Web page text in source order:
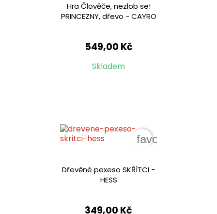
Hra Člověče, nezlob se!
PRINCEZNY, dřevo - CAYRO
549,00 Kč
Skladem
Dřevěné pexeso SKŘÍTCI -
HESS
349,00 Kč
favorite_border